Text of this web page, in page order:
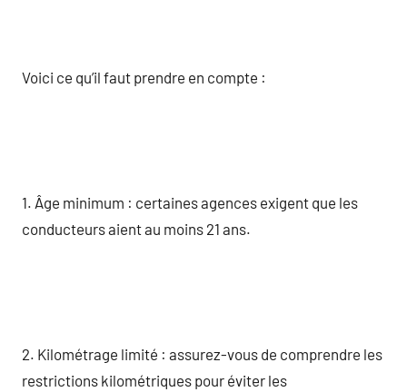
Voici ce qu’il faut prendre en compte :
1. Âge minimum : certaines agences exigent que les
conducteurs aient au moins 21 ans.
2. Kilométrage limité : assurez-vous de comprendre les
restrictions kilométriques pour éviter les